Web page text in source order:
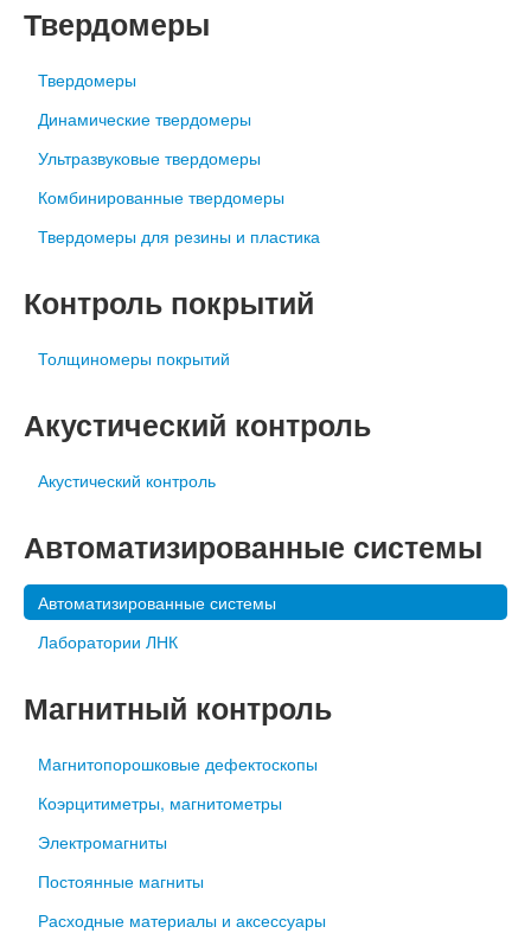
Твердомеры
Твердомеры
Динамические твердомеры
Ультразвуковые твердомеры
Комбинированные твердомеры
Твердомеры для резины и пластика
Контроль покрытий
Толщиномеры покрытий
Акустический контроль
Акустический контроль
Автоматизированные системы
Автоматизированные системы
Лаборатории ЛНК
Магнитный контроль
Магнитопорошковые дефектоскопы
Коэрцитиметры, магнитометры
Электромагниты
Постоянные магниты
Расходные материалы и аксессуары